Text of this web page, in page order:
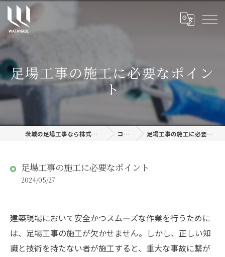
足場工事の施工に必要なポイン
ト
茨城の足場工事なら株式会社渡邊建設 コラム 足場工事の施工に必要なポイント
足場工事の施工に必要なポイント
2024/05/27
建築現場において安全かつスムーズな作業を行うために
は、足場工事の施工が欠かせません。しかし、正しい知
識と技術を持たない者が施工すると、重大な事故に繋が